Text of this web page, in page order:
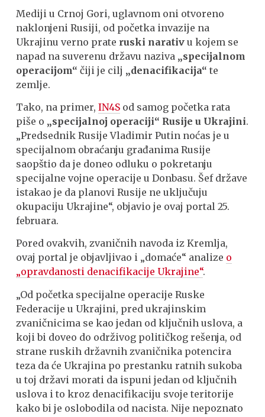
Mediji u Crnoj Gori, uglavnom oni otvoreno
naklonjeni Rusiji, od početka invazije na
Ukrajinu verno prate ruski narativ u kojem se
napad na suverenu državu naziva „specijalnom
operacijom“ čiji je cilj „denacifikacija“ te
zemlje.
Tako, na primer,IN4S od samog početka rata
piše o „specijalnoj operaciji“ Rusije u Ukrajini.
„Predsednik Rusije Vladimir Putin noćas je u
specijalnom obraćanju građanima Rusije
saopštio da je doneo odluku o pokretanju
specijalne vojne operacije u Donbasu. Šef države
istakao je da planovi Rusije ne uključuju
okupaciju Ukrajine“, objavio je ovaj portal 25.
februara.
Pored ovakvih, zvaničnih navoda iz Kremlja,
ovaj portal je objavljivao i „domaće“ analize o
„opravdanosti denacifikacije Ukrajine“.
„Od početka specijalne operacije Ruske
Federacije u Ukrajini, pred ukrajinskim
zvaničnicima se kao jedan od ključnih uslova, a
koji bi doveo do održivog političkog rešenja, od
strane ruskih državnih zvaničnika potencira
teza da će Ukrajina po prestanku ratnih sukoba
u toj državi morati da ispuni jedan od ključnih
uslova i to kroz denacifikaciju svoje teritorije
kako bi je oslobodila od nacista. Nije nepoznato